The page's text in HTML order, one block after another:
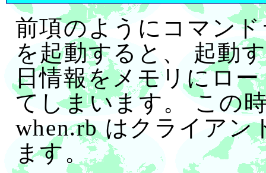
前項のようにコマン
を起動すると、 起動
日情報をメモリにロ
てしまいます。 この
when.rb はクライアン
ます。